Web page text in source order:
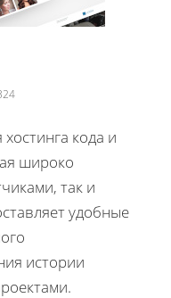
кода и
широко
так и
удобные
истории